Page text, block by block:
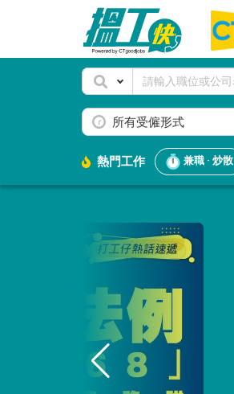
所有受僱形式
熱門工作 兼職 · 炒散